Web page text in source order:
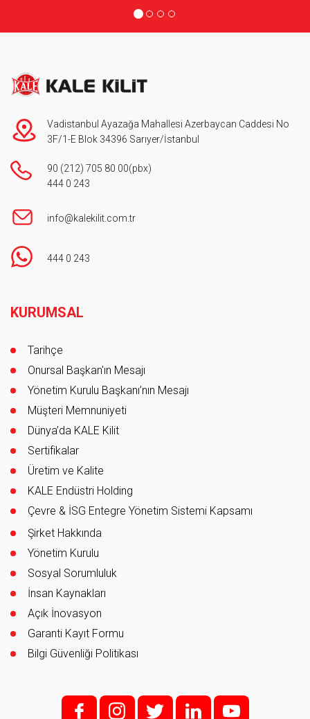
Vadistanbul Ayazağa Mahallesi Azerbaycan Caddesi No
3F/1-E Blok 34396 Sarıyer/İstanbul
90 (212) 705 80 00(pbx)
444 0 243
info@kalekilit.com.tr
444 0 243
KURUMSAL
Tarihçe
Onursal Başkan'ın Mesajı
Yönetim Kurulu Başkanı’nın Mesajı
Müşteri Memnuniyeti
Dünya’da KALE Kilit
Sertifikalar
Üretim ve Kalite
KALE Endüstri Holding
Çevre & İSG Entegre Yönetim Sistemi Kapsamı
Şirket Hakkında
Yönetim Kurulu
Sosyal Sorumluluk
İnsan Kaynakları
Açık İnovasyon
Garanti Kayıt Formu
Bilgi Güvenliği Politikası
f; i; t l y